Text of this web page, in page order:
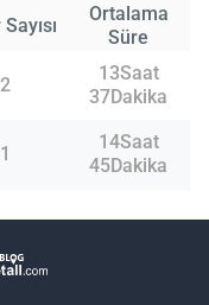
Ortalama
Süre
2
13Saat
37Dakika
1
14Saat
45Dakika